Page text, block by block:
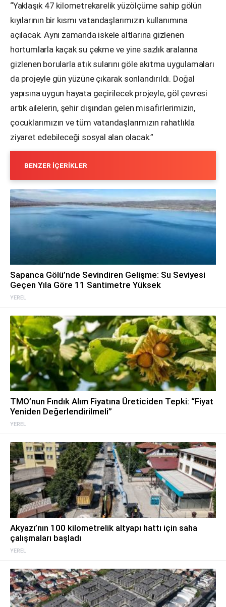
“Yaklaşık 47 kilometrekarelik yüzölçüme sahip gölün
kıyılarının bir kısmı vatandaşlarımızın kullanımına
açılacak. Aynı zamanda iskele altlarına gizlenen
hortumlarla kaçak su çekme ve yine sazlık aralarına
gizlenen borularla atık sularını göle akıtma uygulamaları
da projeyle gün yüzüne çıkarak sonlandırıldı. Doğal
yapısına uygun hayata geçirilecek projeyle, göl çevresi
artık ailelerin, şehir dışından gelen misafirlerimizin,
çocuklarımızın ve tüm vatandaşlarımızın rahatlıkla
ziyaret edebileceği sosyal alan olacak.”
BENZER İÇERIKLER
YEREL
Sapanca Gölü’nde Sevindiren Gelişme: Su Seviyesi
Geçen Yıla Göre 11 Santimetre Yüksek
YEREL
TMO’nun Fındık Alım Fiyatına Üreticiden Tepki: “Fiyat
Yeniden Değerlendirilmeli”
YEREL
Akyazı’nın 100 kilometrelik altyapı hattı için saha
çalışmaları başladı